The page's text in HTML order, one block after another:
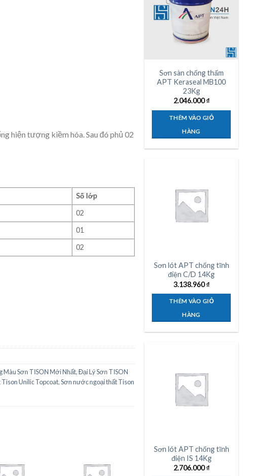
hiện tượng kiềm hóa. Sau đó phủ 02
Số lớp
02
01
02
Màu Sơn TISON Mới Nhất,Đại Lý Sơn TISON
Unilic Topcoat,Sơn nước ngoại thất Tison
Sơn sàn chống thấm
APT Keraseal MB100
23Kg
2.046.000₫
THÊM VÀO GIỎ
HÀNG
Sơn lót APT chống tĩnh
điện C/D 14Kg
3.138.960₫
THÊM VÀO GIỎ
HÀNG
Sơn lót APT chống tĩnh
điện IS 14Kg
2.706.000₫